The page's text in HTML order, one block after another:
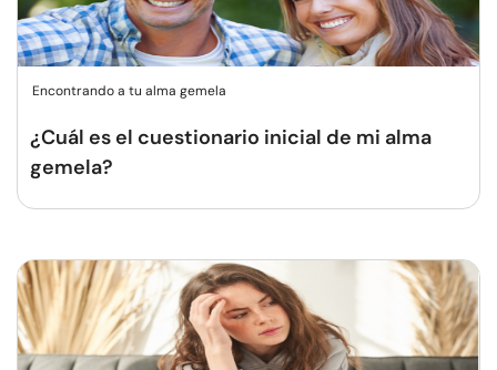
Encontrando a tu alma gemela
¿Cuál es el cuestionario inicial de mi alma
gemela?